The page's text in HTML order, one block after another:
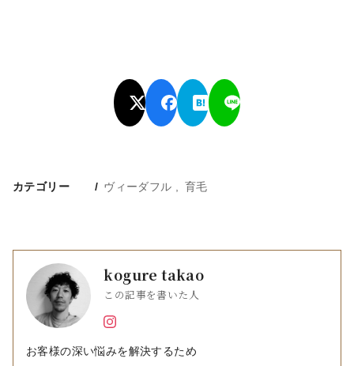
カテゴリー ヴィーダフル 育毛
kogure takao
この記事を書いた人
お客様の深い悩みを解決するため